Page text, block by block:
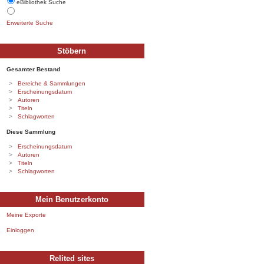
eBibliothek Suche
Erweiterte Suche
Stöbern
Gesamter Bestand
Bereiche & Sammlungen
Erscheinungsdatum
Autoren
Titeln
Schlagworten
Diese Sammlung
Erscheinungsdatum
Autoren
Titeln
Schlagworten
Mein Benutzerkonto
Meine Exporte
Einloggen
Relited sites